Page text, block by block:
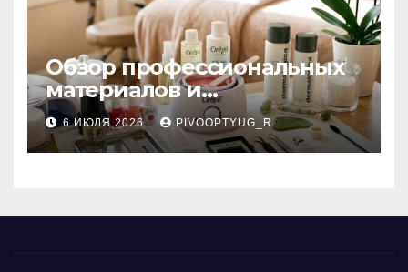
Обзор профессиональных
материалов и
инструментов для
маникюра, депиляции,
наращивания ресниц и
6 ИЮЛЯ 2026 PIVOOPTYUG_R